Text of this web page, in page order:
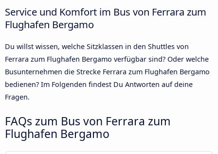
Service und Komfort im Bus von Ferrara zum
Flughafen Bergamo
Du willst wissen, welche Sitzklassen in den Shuttles von
Ferrara zum Flughafen Bergamo verfügbar sind? Oder welche
Busunternehmen die Strecke Ferrara zum Flughafen Bergamo
bedienen? Im Folgenden findest Du Antworten auf deine
Fragen.
FAQs zum Bus von Ferrara zum
Flughafen Bergamo